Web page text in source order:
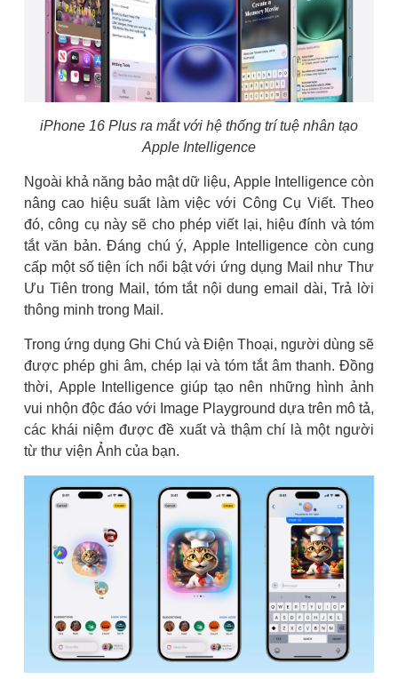
iPhone 16 Plus ra mắt với hệ thống trí tuệ nhân tạo
Apple Intelligence
Ngoài khả năng bảo mật dữ liệu, Apple Intelligence còn
nâng cao hiệu suất làm việc với Công Cụ Viết. Theo
đó, công cụ này sẽ cho phép viết lại, hiệu đính và tóm
tắt văn bản. Đáng chú ý, Apple Intelligence còn cung
cấp một số tiện ích nổi bật với ứng dụng Mail như Thư
Ưu Tiên trong Mail, tóm tắt nội dung email dài, Trả lời
thông minh trong Mail.
Trong ứng dụng Ghi Chú và Điện Thoại, người dùng sẽ
được phép ghi âm, chép lại và tóm tắt âm thanh. Đồng
thời, Apple Intelligence giúp tạo nên những hình ảnh
vui nhộn độc đáo với Image Playground dựa trên mô tả,
các khái niệm được đề xuất và thậm chí là một người
từ thư viện Ảnh của bạn.